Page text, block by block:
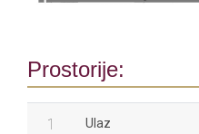
Prostorije:
1 Ulaz